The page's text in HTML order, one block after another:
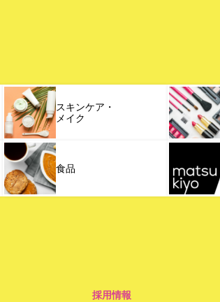
スキンケア・
メイク
食品
採用情報